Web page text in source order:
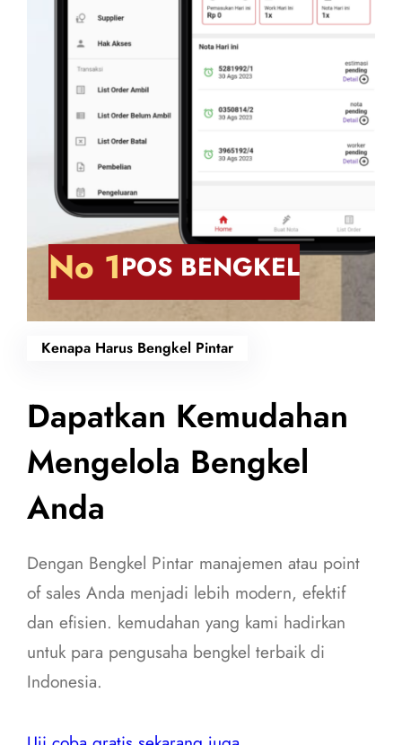
No 1POS BENGKEL
Kenapa Harus Bengkel Pintar
Dapatkan Kemudahan
Mengelola Bengkel
Anda
Dengan Bengkel Pintar manajemen atau point
of sales Anda menjadi lebih modern, efektif
dan efisien. kemudahan yang kami hadirkan
untuk para pengusaha bengkel terbaik di
Indonesia.